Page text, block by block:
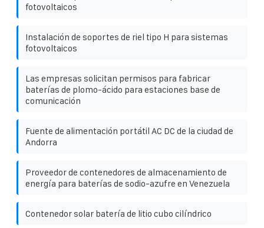
fotovoltaicos
Instalación de soportes de riel tipo H para sistemas
fotovoltaicos
Las empresas solicitan permisos para fabricar
baterías de plomo-ácido para estaciones base de
comunicación
Fuente de alimentación portátil AC DC de la ciudad de
Andorra
Proveedor de contenedores de almacenamiento de
energía para baterías de sodio-azufre en Venezuela
Contenedor solar batería de litio cubo cilíndrico